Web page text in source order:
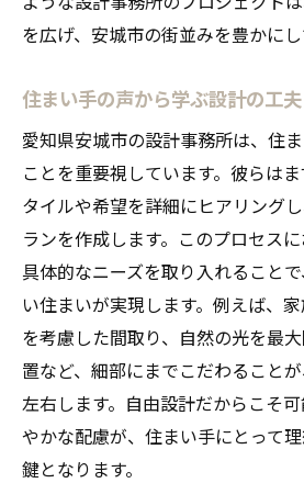
を広げ、安城市の街並みを豊かにし
住まい手の声から学ぶ設計の工夫
愛知県安城市の設計事務所は、住
ことを重要視しています。彼らは
タイルや希望を詳細にヒアリング
ランを作成します。このプロセス
具体的なニーズを取り入れること
い住まいが実現します。例えば、
を考慮した間取り、自然の光を最
置など、細部にまでこだわること
左右します。自由設計だからこそ
やかな配慮が、住まい手にとって
鍵となります。